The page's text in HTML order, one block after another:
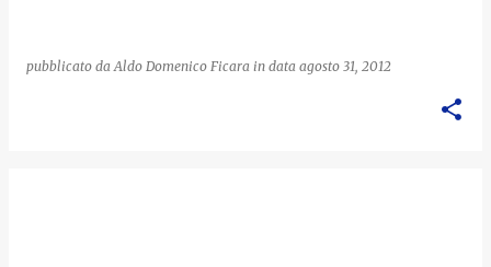
pubblicato da Aldo Domenico Ficara in data agosto 31, 2012